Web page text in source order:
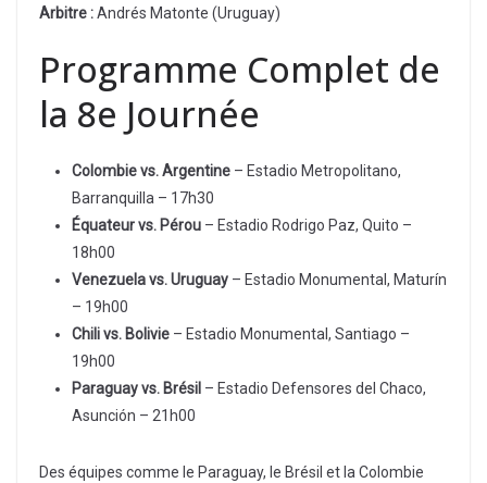
Arbitre :Andrés Matonte (Uruguay)
Programme Complet de
la 8e Journée
Colombie vs. Argentine – Estadio Metropolitano,
Barranquilla – 17h30
Équateur vs. Pérou – Estadio Rodrigo Paz, Quito –
18h00
Venezuela vs. Uruguay – Estadio Monumental, Maturín
– 19h00
Chili vs. Bolivie – Estadio Monumental, Santiago –
19h00
Paraguay vs. Brésil – Estadio Defensores del Chaco,
Asunción – 21h00
Des équipes comme le Paraguay, le Brésil et la Colombie